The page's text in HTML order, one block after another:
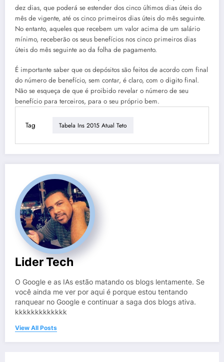
dez dias, que poderá se estender dos cinco últimos dias úteis do
mês de vigente, até os cinco primeiros dias úteis do mês seguinte.
No entanto, aqueles que recebem um valor acima de um salário
mínimo, receberão os seus benefícios nos cinco primeiros dias
úteis do mês seguinte ao da folha de pagamento.
É importante saber que os depósitos são feitos de acordo com final
do número de benefício, sem contar, é claro, com o digito final.
Não se esqueça de que é proibido revelar o número de seu
benefício para terceiros, para o seu próprio bem.
Tag Tabela Ins 2015 Atual Teto
Lider Tech
O Google e as IAs estão matando os blogs lentamente. Se
você ainda me ver por aqui é porque estou tentando
ranquear no Google e continuar a saga dos blogs ativa.
kkkkkkkkkkkkk
View All Posts